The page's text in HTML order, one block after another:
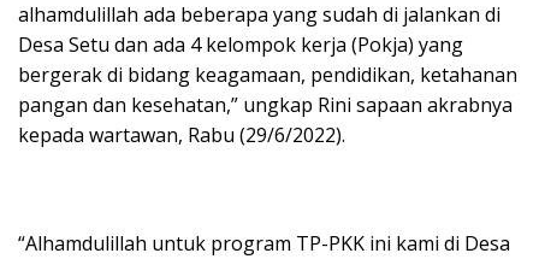
alhamdulillah ada beberapa yang sudah di jalankan di
Desa Setu dan ada 4 kelompok kerja (Pokja) yang
bergerak di bidang keagamaan, pendidikan, ketahanan
pangan dan kesehatan,” ungkap Rini sapaan akrabnya
kepada wartawan, Rabu (29/6/2022).
“Alhamdulillah untuk program TP-PKK ini kami di Desa